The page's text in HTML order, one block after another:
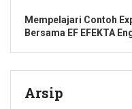
Mempelajari Contoh
Bersama EF EFEKTA
Arsip